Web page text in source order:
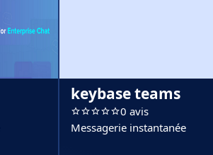
keybase teams
0 avis
Messagerie instantanée